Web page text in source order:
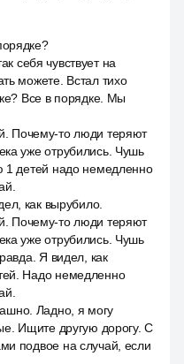
себя чувствует на
можете. Встал тихо
Все в порядке. Мы
Почему-то люди теряют
уже отрубились. Чушь
1 детей надо немедленно
как вырубило.
Почему-то люди теряют
уже отрубились. Чушь
Я видел, как
Надо немедленно
Ладно, я могу
Ищите другую дорогу. С
подвое на случай, если